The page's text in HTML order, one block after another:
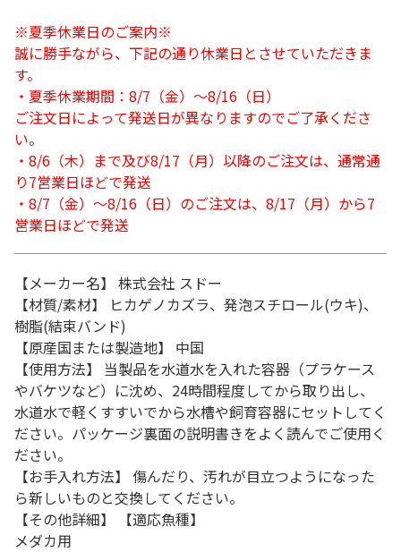
※夏季休業日のご案内※
誠に勝手ながら、下記の通り休業日とさせていただきま
す。
・夏季休業期間：8/7（金）～8/16（日）
ご注文日によって発送日が異なりますのでご了承くださ
い。
・8/6（木）まで及び8/17（月）以降のご注文は、通常通
り7営業日ほどで発送
・8/7（金）～8/16（日）のご注文は、8/17（月）から7
営業日ほどで発送
【メーカー名】 株式会社 スドー
【材質/素材】 ヒカゲノカズラ、発泡スチロール(ウキ)、
樹脂(結束バンド)
【原産国または製造地】 中国
【使用方法】 当製品を水道水を入れた容器（プラケース
やバケツなど）に沈め、24時間程度してから取り出し、
水道水で軽くすすいでから水槽や飼育容器にセットしてく
ださい。パッケージ裏面の説明書きをよく読んでご使用く
ださい。
【お手入れ方法】 傷んだり、汚れが目立つようになった
ら新しいものと交換してください。
【その他詳細】 【適応魚種】
メダカ用